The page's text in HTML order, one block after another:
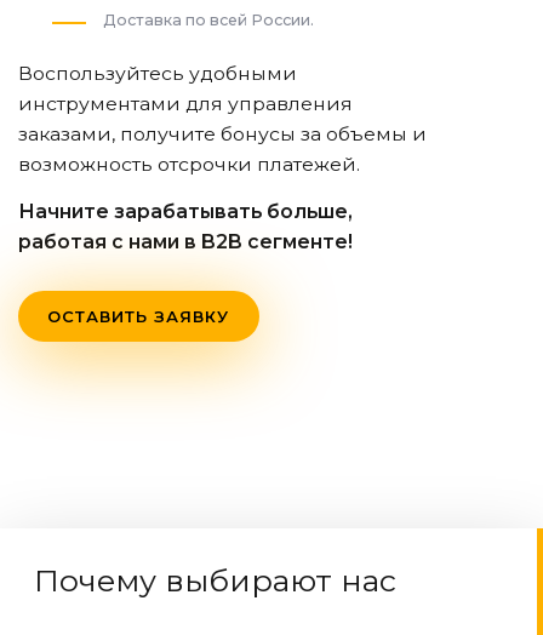
Доставка по всей России.
Воспользуйтесь удобными
инструментами для управления
заказами, получите бонусы за объемы и
возможность отсрочки платежей.
Начните зарабатывать больше,
работая с нами в B2B сегменте!
ОСТАВИТЬ ЗАЯВКУ
Почему выбирают нас